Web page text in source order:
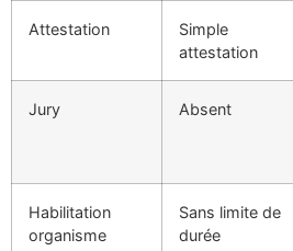
Attestation
Simple
attestation
Jury Absent
Habilitation
organisme
Sans limite de
durée